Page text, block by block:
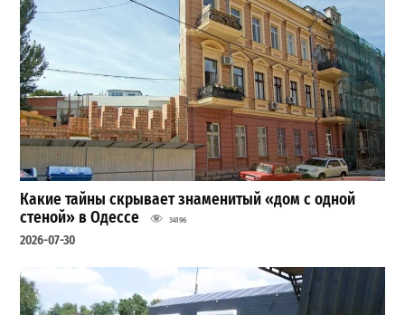
Какие тайны скрывает знаменитый «дом с одной
стеной» в Одессе
34196
2026-07-30